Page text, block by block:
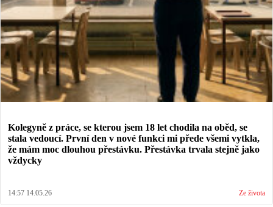
Kolegyně z práce, se kterou jsem 18 let chodila na oběd, se
stala vedoucí. První den v nové funkci mi přede všemi vytkla,
že mám moc dlouhou přestávku. Přestávka trvala stejně jako
vždycky
14:57 14.05.26 Ze života